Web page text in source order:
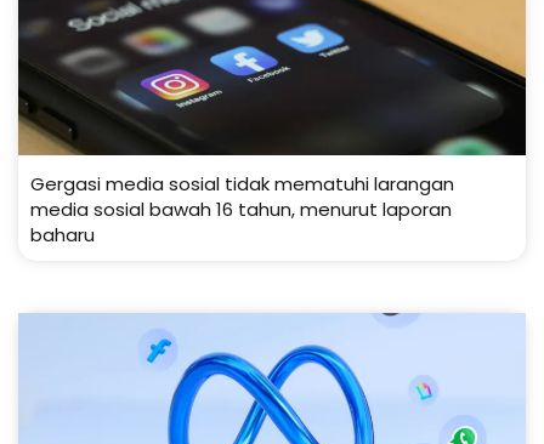
Gergasi media sosial tidak mematuhi larangan
media sosial bawah 16 tahun, menurut laporan
baharu